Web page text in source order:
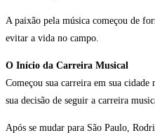
A paixão pela música começou de
evitar a vida no campo.
O Início da Carreira Musical
Começou sua carreira em sua
sua decisão de seguir a carreira
Após se mudar para São Paulo,